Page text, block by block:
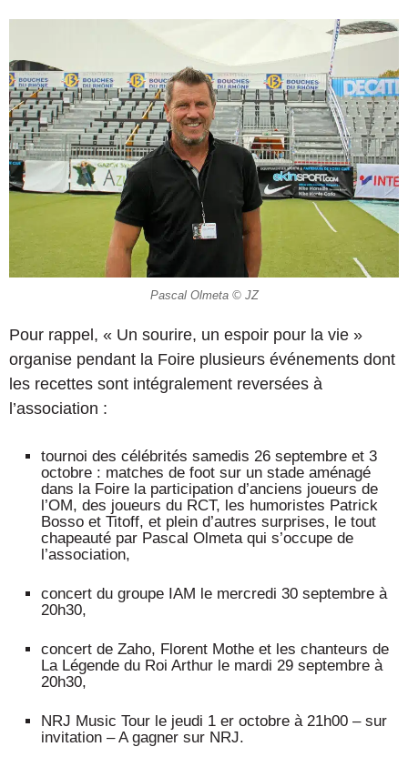
Pascal Olmeta © JZ
Pour rappel, « Un sourire, un espoir pour la vie »
organise pendant la Foire plusieurs événements dont
les recettes sont intégralement reversées à
l’association :
tournoi des célébrités samedis 26 septembre et 3
octobre : matches de foot sur un stade aménagé
dans la Foire la participation d’anciens joueurs de
l’OM, des joueurs du RCT, les humoristes Patrick
Bosso et Titoff, et plein d’autres surprises, le tout
chapeauté par Pascal Olmeta qui s’occupe de
l’association,
concert du groupe IAM le mercredi 30 septembre à
20h30,
concert de Zaho, Florent Mothe et les chanteurs de
La Légende du Roi Arthur le mardi 29 septembre à
20h30,
NRJ Music Tour le jeudi 1 er octobre à 21h00 – sur
invitation – A gagner sur NRJ.